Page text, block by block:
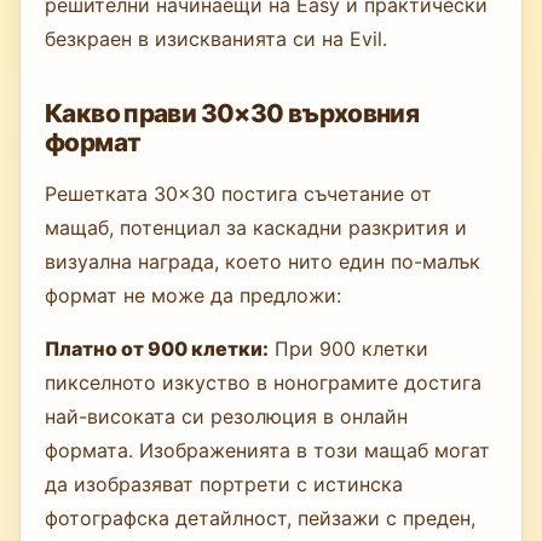
решителни начинаещи на Easy и практически
безкраен в изискванията си на Evil.
Какво прави 30×30 върховния
формат
Решетката 30×30 постига съчетание от
мащаб, потенциал за каскадни разкрития и
визуална награда, което нито един по-малък
формат не може да предложи:
Платно от 900 клетки: При 900 клетки
пикселното изкуство в нонограмите достига
най-високата си резолюция в онлайн
формата. Изображенията в този мащаб могат
да изобразяват портрети с истинска
фотографска детайлност, пейзажи с преден,